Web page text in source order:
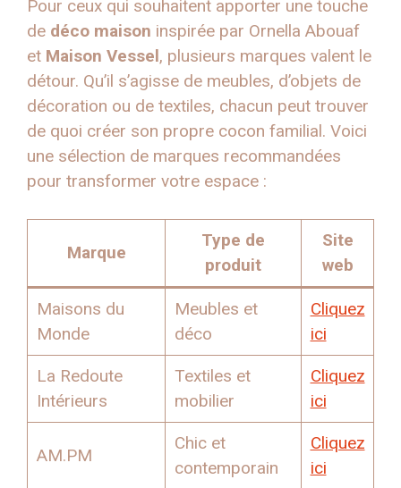
Pour ceux qui souhaitent apporter une touche
de déco maison inspirée par Ornella Abouaf
et Maison Vessel, plusieurs marques valent le
détour. Qu’il s’agisse de meubles, d’objets de
décoration ou de textiles, chacun peut trouver
de quoi créer son propre cocon familial. Voici
une sélection de marques recommandées
pour transformer votre espace :
Marque
Type de
produit
Site
web
Maisons du
Monde
Meubles et
déco
Cliquez
ici
La Redoute
Intérieurs
Textiles et
mobilier
Cliquez
ici
AM.PM
Chic et
contemporain
Cliquez
ici